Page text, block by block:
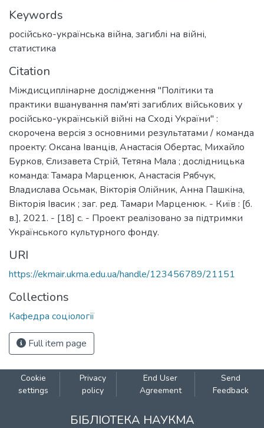
Keywords
російсько-українська війна, загиблі на війні,
статистика
Citation
Міждисциплінарне дослідження "Політики та
практики вшанування пам'яті загиблих військових у
російсько-українській війні на Сході України" :
скорочена версія з основними результатами / команда
проекту: Оксана Іванців, Анастасія Обертас, Михайло
Бурков, Єлизавета Стрій, Тетяна Мала ; дослідницька
команда: Тамара Марценюк, Анастасія Рябчук,
Владислава Осьмак, Вікторія Олійник, Анна Пашкіна,
Вікторія Івасик ; заг. ред. Тамари Марценюк. - Київ : [б.
в.], 2021. - [18] с. - Проект реалізовано за підтримки
Українського культурного фонду.
URI
https://ekmair.ukma.edu.ua/handle/123456789/21151
Collections
Кафедра соціології
Full item page
Cookie
settings
Privacy
policy
End User
Agreement
Send
Feedback
БІБЛІОТЕКА НАУКМА